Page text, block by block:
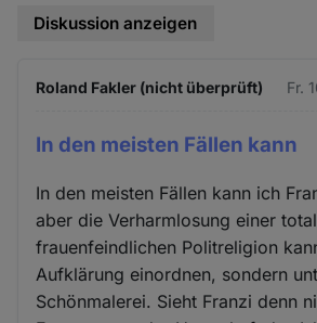
Diskussion anzeigen
Roland Fakler (nicht überprüft) Fr.
In den meisten Fällen kann
In den meisten Fällen kann ich
aber die Verharmlosung einer
frauenfeindlichen Politreligion
Aufklärung einordnen, sondern
Schönmalerei. Sieht Franzi denn